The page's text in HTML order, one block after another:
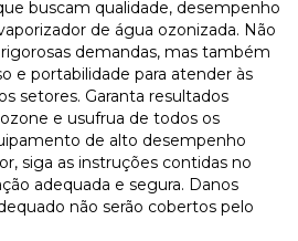
buscam qualidade, desempenho
de água ozonizada. Não
demandas, mas também
e portabilidade para atender às
setores. Garanta resultados
e usufrua de todos os
de alto desempenho
siga as instruções contidas no
adequada e segura. Danos
não serão cobertos pelo